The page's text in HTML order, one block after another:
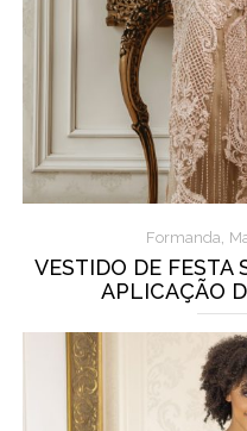
Formanda,
VESTIDO DE FESTA
APLICAÇÃO